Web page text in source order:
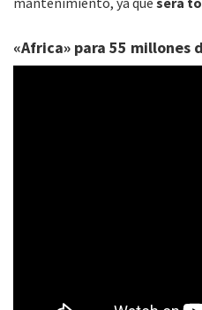
«Africa» para 55 millones